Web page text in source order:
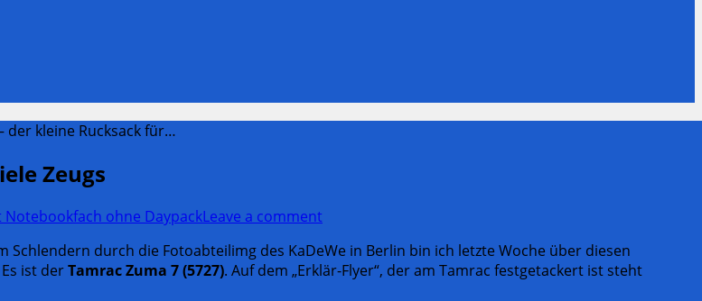
der kleine Rucksack für…
Zeugs
Notebookfach ohne DaypackLeave a comment
Schlendern durch die Fotoabteilimg des KaDeWe in Berlin bin ich letzte Woche über diesen
ist derTamrac Zuma 7 (5727). Auf dem „Erklär-Flyer“, der am Tamrac festgetackert ist steht